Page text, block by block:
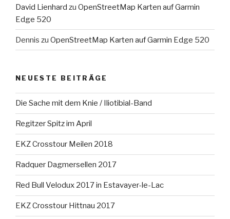
David Lienhard zu OpenStreetMap Karten auf Garmin
Edge 520
Dennis zu OpenStreetMap Karten auf Garmin Edge 520
NEUESTE BEITRÄGE
Die Sache mit dem Knie / Iliotibial-Band
Regitzer Spitz im April
EKZ Crosstour Meilen 2018
Radquer Dagmersellen 2017
Red Bull Velodux 2017 in Estavayer-le-Lac
EKZ Crosstour Hittnau 2017